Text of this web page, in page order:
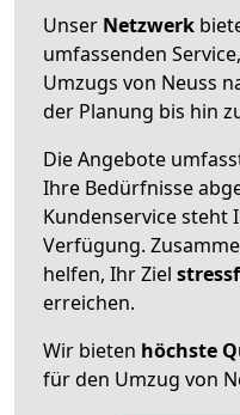
Unser Netzwerk
umfassenden
Umzugs von Neuss
der Planung bis hin
Die Angebote
Ihre Bedürfnisse
Kundenservice steht
Verfügung.
helfen, Ihr Ziel
erreichen.
Wir bieten höchste
für den Umzug von